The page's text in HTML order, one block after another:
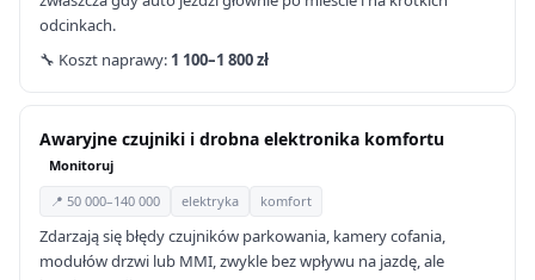
odcinkach.
🔧 Koszt naprawy: 1 100–1 800 zł
Awaryjne czujniki i drobna elektronika komfortu
Monitoruj
📍 50 000–140 000
elektryka komfort
Zdarzają się błędy czujników parkowania, kamery cofania,
modułów drzwi lub MMI, zwykle bez wpływu na jazdę, ale